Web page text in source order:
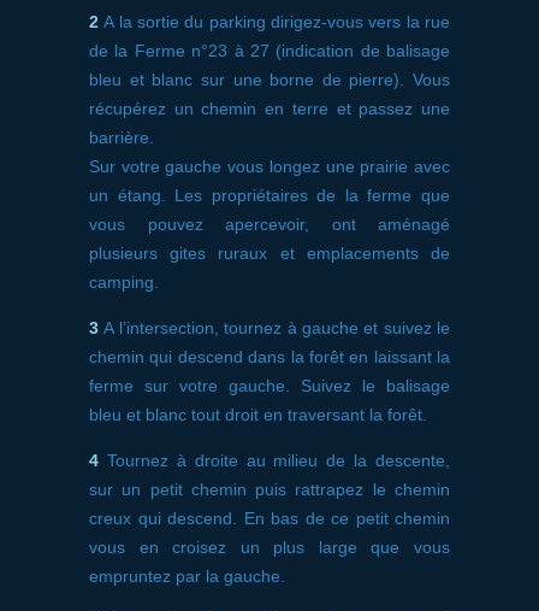
2 A la sortie du parking dirigez-vous vers la rue
de la Ferme n°23 à 27 (indication de balisage
bleu et blanc sur une borne de pierre). Vous
récupérez un chemin en terre et passez une
barrière.
Sur votre gauche vous longez une prairie avec
un étang. Les propriétaires de la ferme que
vous pouvez apercevoir, ont aménagé
plusieurs gites ruraux et emplacements de
camping.
3 A l’intersection, tournez à gauche et suivez le
chemin qui descend dans la forêt en laissant la
ferme sur votre gauche. Suivez le balisage
bleu et blanc tout droit en traversant la forêt.
4 Tournez à droite au milieu de la descente,
sur un petit chemin puis rattrapez le chemin
creux qui descend. En bas de ce petit chemin
vous en croisez un plus large que vous
empruntez par la gauche.